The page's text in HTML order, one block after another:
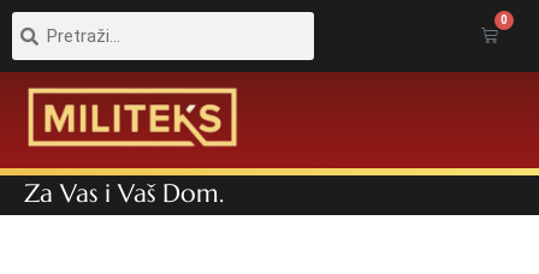
Pretraga 0
Cart
Za Vas i Vaš Dom.